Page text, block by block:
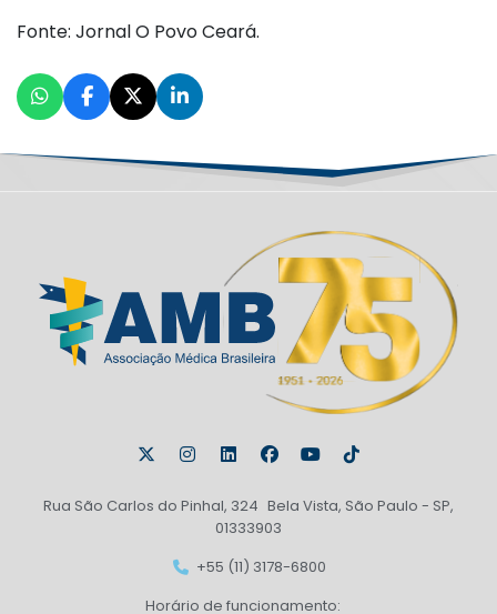
Fonte: Jornal O Povo Ceará.
Rua São Carlos do Pinhal, 324 Bela Vista, São Paulo - SP,
01333903
+55 (11) 3178-6800
Horário de funcionamento: